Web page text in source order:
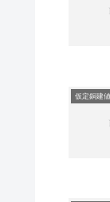
仮定銅建